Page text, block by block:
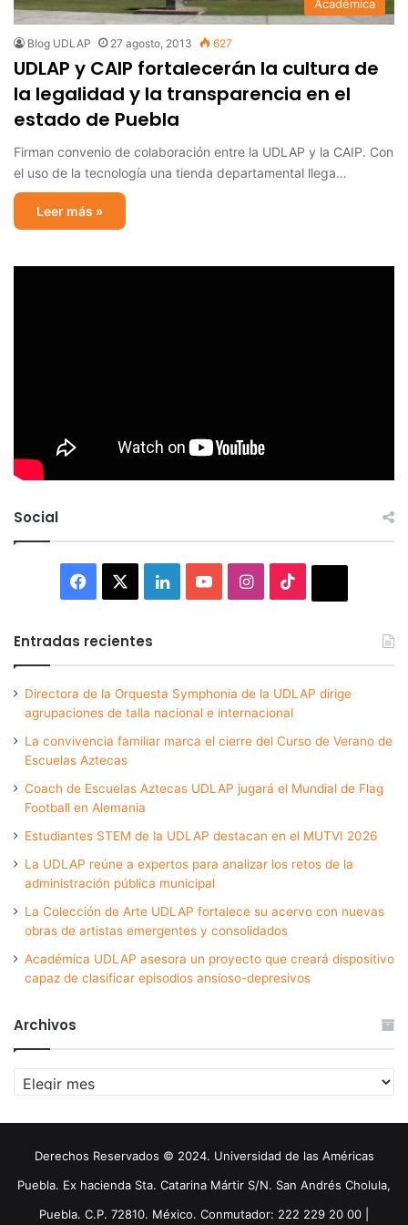
Académica
Blog UDLAP 27 agosto, 2013 627
UDLAP y CAIP fortalecerán la cultura de
la legalidad y la transparencia en el
estado de Puebla
Firman convenio de colaboración entre la UDLAP y la CAIP. Con
el uso de la tecnología una tienda departamental llega…
Leer más »
Social
Facebook LinkedInYouTubeInstagram
Entradas recientes
Directora de la Orquesta Symphonia de la UDLAP dirige
agrupaciones de talla nacional e internacional
La convivencia familiar marca el cierre del Curso de Verano de
Escuelas Aztecas
Coach de Escuelas Aztecas UDLAP jugará el Mundial de Flag
Football en Alemania
Estudiantes STEM de la UDLAP destacan en el MUTVI 2026
La UDLAP reúne a expertos para analizar los retos de la
administración pública municipal
La Colección de Arte UDLAP fortalece su acervo con nuevas
obras de artistas emergentes y consolidados
Académica UDLAP asesora un proyecto que creará dispositivo
capaz de clasificar episodios ansioso-depresivos
Archivos
Archivos
Derechos Reservados © 2024. Universidad de las Américas
Puebla. Ex hacienda Sta. Catarina Mártir S/N. San Andrés Cholula,
Puebla. C.P. 72810. México. Conmutador: 222 229 20 00 |